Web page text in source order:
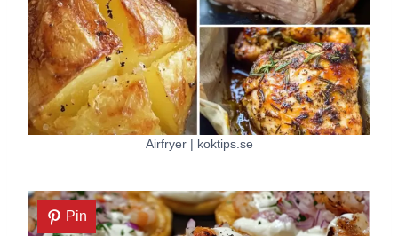
Airfryer | koktips.se
Pin